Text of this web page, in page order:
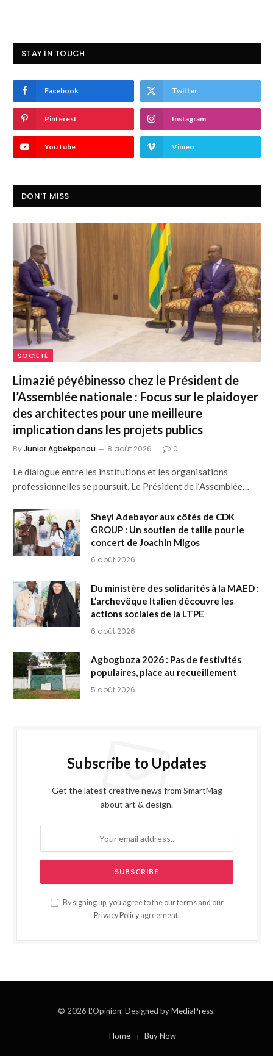
STAY IN TOUCH
Facebook Twitter
Pinterest Instagram
YouTube Vimeo
DON'T MISS
SOCIÉTÉ
Limazié péyébinesso chez le Président de
l’Assemblée nationale : Focus sur le plaidoyer
des architectes pour une meilleure
implication dans les projets publics
ByJunior Agbekponou 8 août 2026 0
Le dialogue entre les institutions et les organisations
professionnelles se poursuit. Le Président de l’Assemblée…
Sheyi Adebayor aux côtés de CDK
GROUP : Un soutien de taille pour le
concert de Joachin Migos
6 août 2026
Du ministère des solidarités à la MAED :
L’archevêque Italien découvre les
actions sociales de la LTPE
6 août 2026
Agbogboza 2026 : Pas de festivités
populaires, place au recueillement
5 août 2026
Subscribe to Updates
Get the latest creative news from SmartMag
about art & design.
By signing up, you agree to the our terms and our
Privacy Policy agreement.
© 2026 L'Opinion. Designed byMediaPress.
Home Buy Now